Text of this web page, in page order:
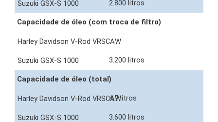
2.800 litros
Capacidade de óleo (com troca de filtro)
3.200 litros
Capacidade de óleo (total)
4,7 litros
3.600 litros